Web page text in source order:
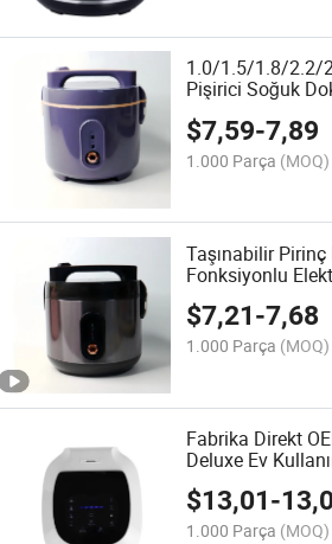
1.0/1.5/1.8/2.2/
Pişirici Soğuk
Elektrikli Pirinç
$7,59-7,89
1.000 Parça (MOQ)
Taşınabilir
Fonksiyonlu
Lüks Ev Aleti
$7,21-7,68
1.000 Parça (MOQ)
Fabrika Direkt
Deluxe Ev
Pişirici
$13,01-
1.000 Parça (MOQ)